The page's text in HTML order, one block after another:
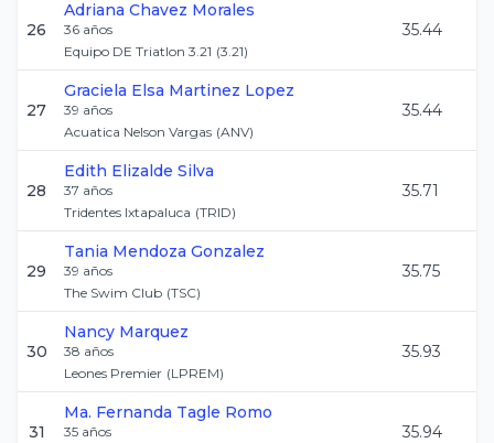
26
Adriana Chavez Morales
36 años
Equipo DE Triatlon 3.21 (3.21)
35.44
27
Graciela Elsa Martinez Lopez
39 años
Acuatica Nelson Vargas (ANV)
35.44
28
Edith Elizalde Silva
37 años
Tridentes Ixtapaluca (TRID)
35.71
29
Tania Mendoza Gonzalez
39 años
The Swim Club (TSC)
35.75
30
Nancy Marquez
38 años
Leones Premier (LPREM)
35.93
31
Ma. Fernanda Tagle Romo
35 años
35.94